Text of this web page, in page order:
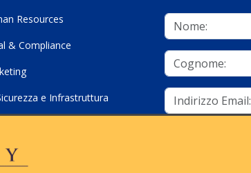
Resources
& Compliance
e Infrastruttura
ICT e Licenze